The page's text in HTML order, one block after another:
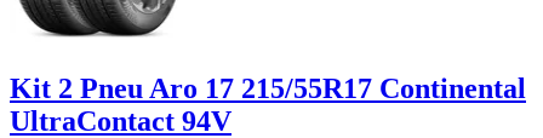
Kit 2 Pneu Aro 17 215/55R17 Continental
UltraContact 94V